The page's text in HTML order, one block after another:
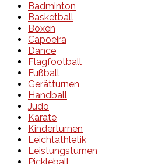
Badminton
Basketball
Boxen
Capoeira
Dance
Flagfootball
Fußball
Gerätturnen
Handball
Judo
Karate
Kinderturnen
Leichtathletik
Leistungsturnen